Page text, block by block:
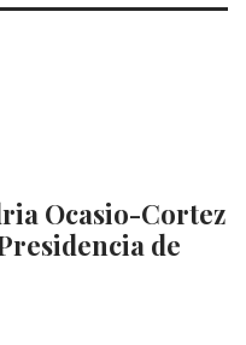
Ocasio-Cortez
de